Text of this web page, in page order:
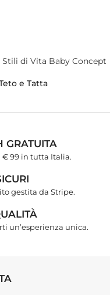
e Tatta
GRATUITA
99 in tutta Italia.
gestita da Stripe.
un’esperienza unica.